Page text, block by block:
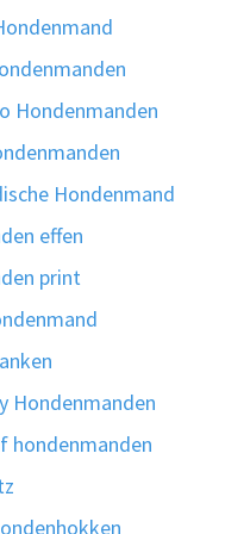
Hondenmanden
Hondenmand
effen
print
Hondenmanden
hondenmanden